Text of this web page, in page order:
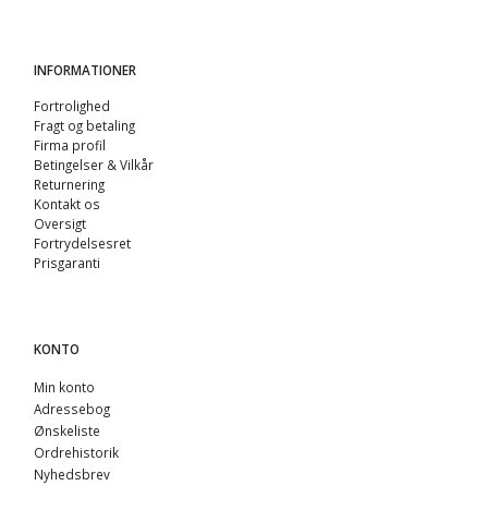
INFORMATIONER
Fortrolighed
Fragt og betaling
Firma profil
Betingelser & Vilkår
Returnering
Kontakt os
Oversigt
Fortrydelsesret
Prisgaranti
KONTO
Min konto
Adressebog
Ønskeliste
Ordrehistorik
Nyhedsbrev